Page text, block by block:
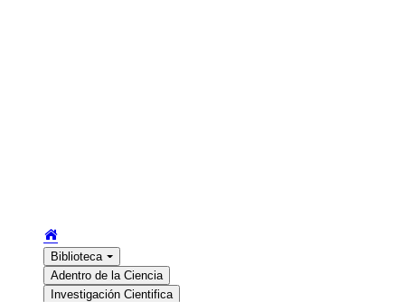
Biblioteca
Adentro de la Ciencia
Investigación Cientifica